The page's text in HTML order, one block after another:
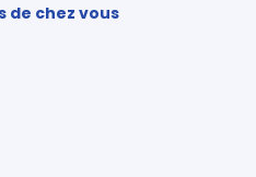
de chez vous